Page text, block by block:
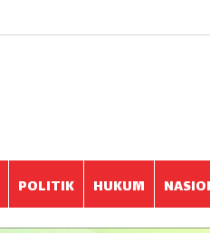
POLITIK HUKUM